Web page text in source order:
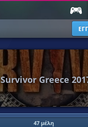
Survivor Greece
47 μέλη